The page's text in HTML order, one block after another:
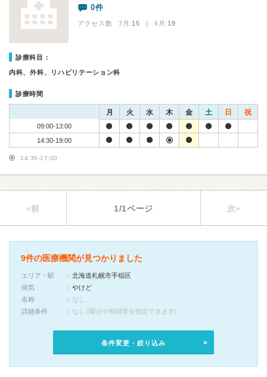
0件
アクセス数 7月:15 | 6月:19
診療科目：
内科、外科、リハビリテーション科
診療時間
月 火 水 木 金 土 日 祝
09:00-13:00
14:30-19:00
14:30-17:00
«前 1/1ページ 次»
9件の医療機関が見つかりました
エリア・駅
北海道札幌市手稲区
病気
やけど
名称
なし
詳細条件
なし (曜日や時間帯を指定できます)
条件変更・絞り込み